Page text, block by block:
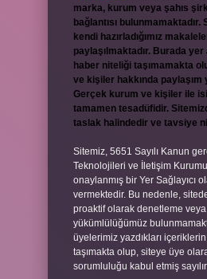
marka, kurum veya şahıs
bağlantısı bulunmamaktadır.
kendi hazırladığımız
paylaşılmaktadır. Burada
haber niteliği taşımamakta
ve kişiler hakkında paylaşım
Gerçek kurum ve kişiler ile
tamamen tesadüfidir.
taslak halindedir ve tavsiye
Sitemiz, 5651 Sayılı Kanun
Teknolojileri ve İletişim
onaylanmış bir Yer Sağlayıcı
vermektedir. Bu nedenle,
proaktif olarak denetleme veya
yükümlülüğümüz
üyelerimiz yazdıkları
taşımakta olup, siteye üye
sorumluluğu kabul etmiş